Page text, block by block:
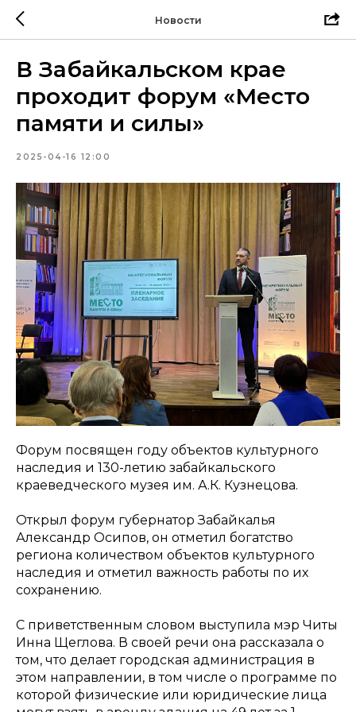
Новости
В Забайкальском крае
проходит форум «Место
памяти и силы»
2025-04-16 12:00
Форум посвящен году объектов культурного
наследия и 130-летию забайкальского
краеведческого музея им. А.К. Кузнецова.
Открыл форум губернатор Забайкалья
Александр Осипов, он отметил богатство
региона количеством объектов культурного
наследия и отметил важность работы по их
сохранению.
С приветственным словом выступила мэр Читы
Инна Щеглова. В своей речи она рассказала о
том, что делает городская администрация в
этом направлении, в том числе о программе по
которой физические или юридические лица